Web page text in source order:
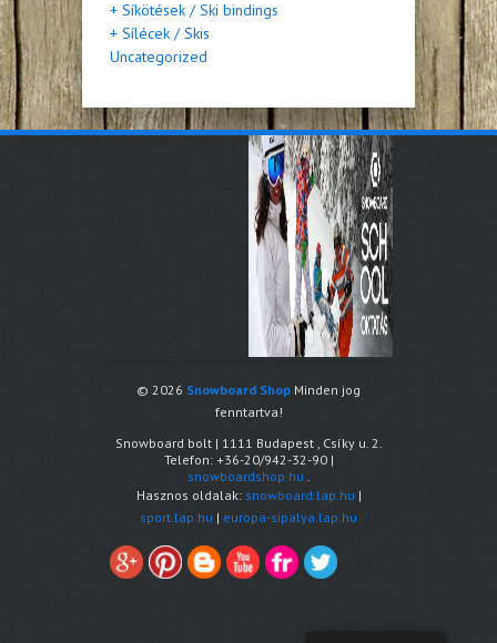
+ Síkötések / Ski bindings
+ Sílécek / Skis
Uncategorized
© 2026 Snowboard Shop Minden jog
fenntartva!
Snowboard bolt | 1111 Budapest Csíky u. 2.
Telefon: +36-20/942-32-90|
snowboardshop.hu
Hasznos oldalak: snowboard.lap.hu |
sport.lap.hu | europa-sipalya.lap.hu